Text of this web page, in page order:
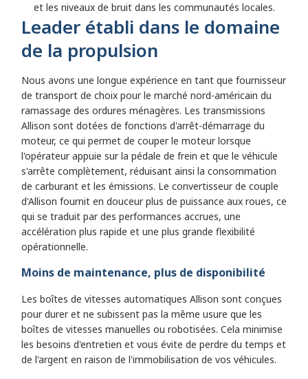
et les niveaux de bruit dans les communautés locales.
Leader établi dans le domaine
de la propulsion
Nous avons une longue expérience en tant que fournisseur
de transport de choix pour le marché nord-américain du
ramassage des ordures ménagères. Les transmissions
Allison sont dotées de fonctions d'arrêt-démarrage du
moteur, ce qui permet de couper le moteur lorsque
l'opérateur appuie sur la pédale de frein et que le véhicule
s'arrête complètement, réduisant ainsi la consommation
de carburant et les émissions. Le convertisseur de couple
d'Allison fournit en douceur plus de puissance aux roues, ce
qui se traduit par des performances accrues, une
accélération plus rapide et une plus grande flexibilité
opérationnelle.
Moins de maintenance, plus de disponibilité
Les boîtes de vitesses automatiques Allison sont conçues
pour durer et ne subissent pas la même usure que les
boîtes de vitesses manuelles ou robotisées. Cela minimise
les besoins d'entretien et vous évite de perdre du temps et
de l'argent en raison de l'immobilisation de vos véhicules.